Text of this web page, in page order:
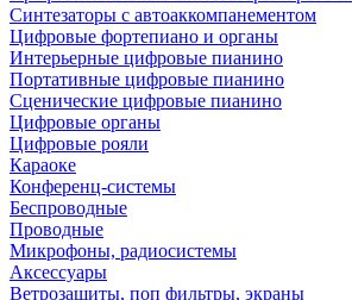
Синтезаторы с автоаккомпанементом
Цифровые фортепиано и органы
Интерьерные цифровые пианино
Портативные цифровые пианино
Сценические цифровые пианино
Цифровые органы
Цифровые рояли
Караоке
Конференц-системы
Беспроводные
Проводные
Микрофоны, радиосистемы
Аксессуары
Ветрозащиты, поп фильтры, экраны